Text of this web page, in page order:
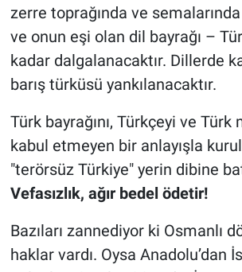
zerre toprağında ve
ve onun eşi olan dil bayrağı –
kadar dalgalanacaktır. Dillerde
barış türküsü yankılanacaktır.
Türk bayrağını, Türkçeyi ve
kabul etmeyen bir anlayışla
"terörsüz Türkiye" yerin dibine
Vefasızlık, ağır bedel ödetir!
Bazıları zannediyor ki Osmanlı
haklar vardı. Oysa Anadolu’dan